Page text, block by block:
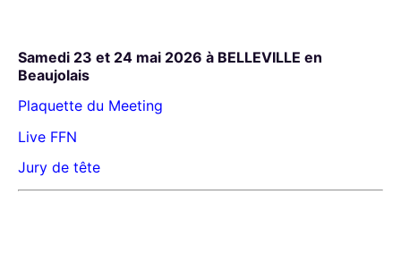
Samedi 23 et 24 mai 2026 à BELLEVILLE en
Beaujolais
Plaquette du Meeting
Live FFN
Jury de tête